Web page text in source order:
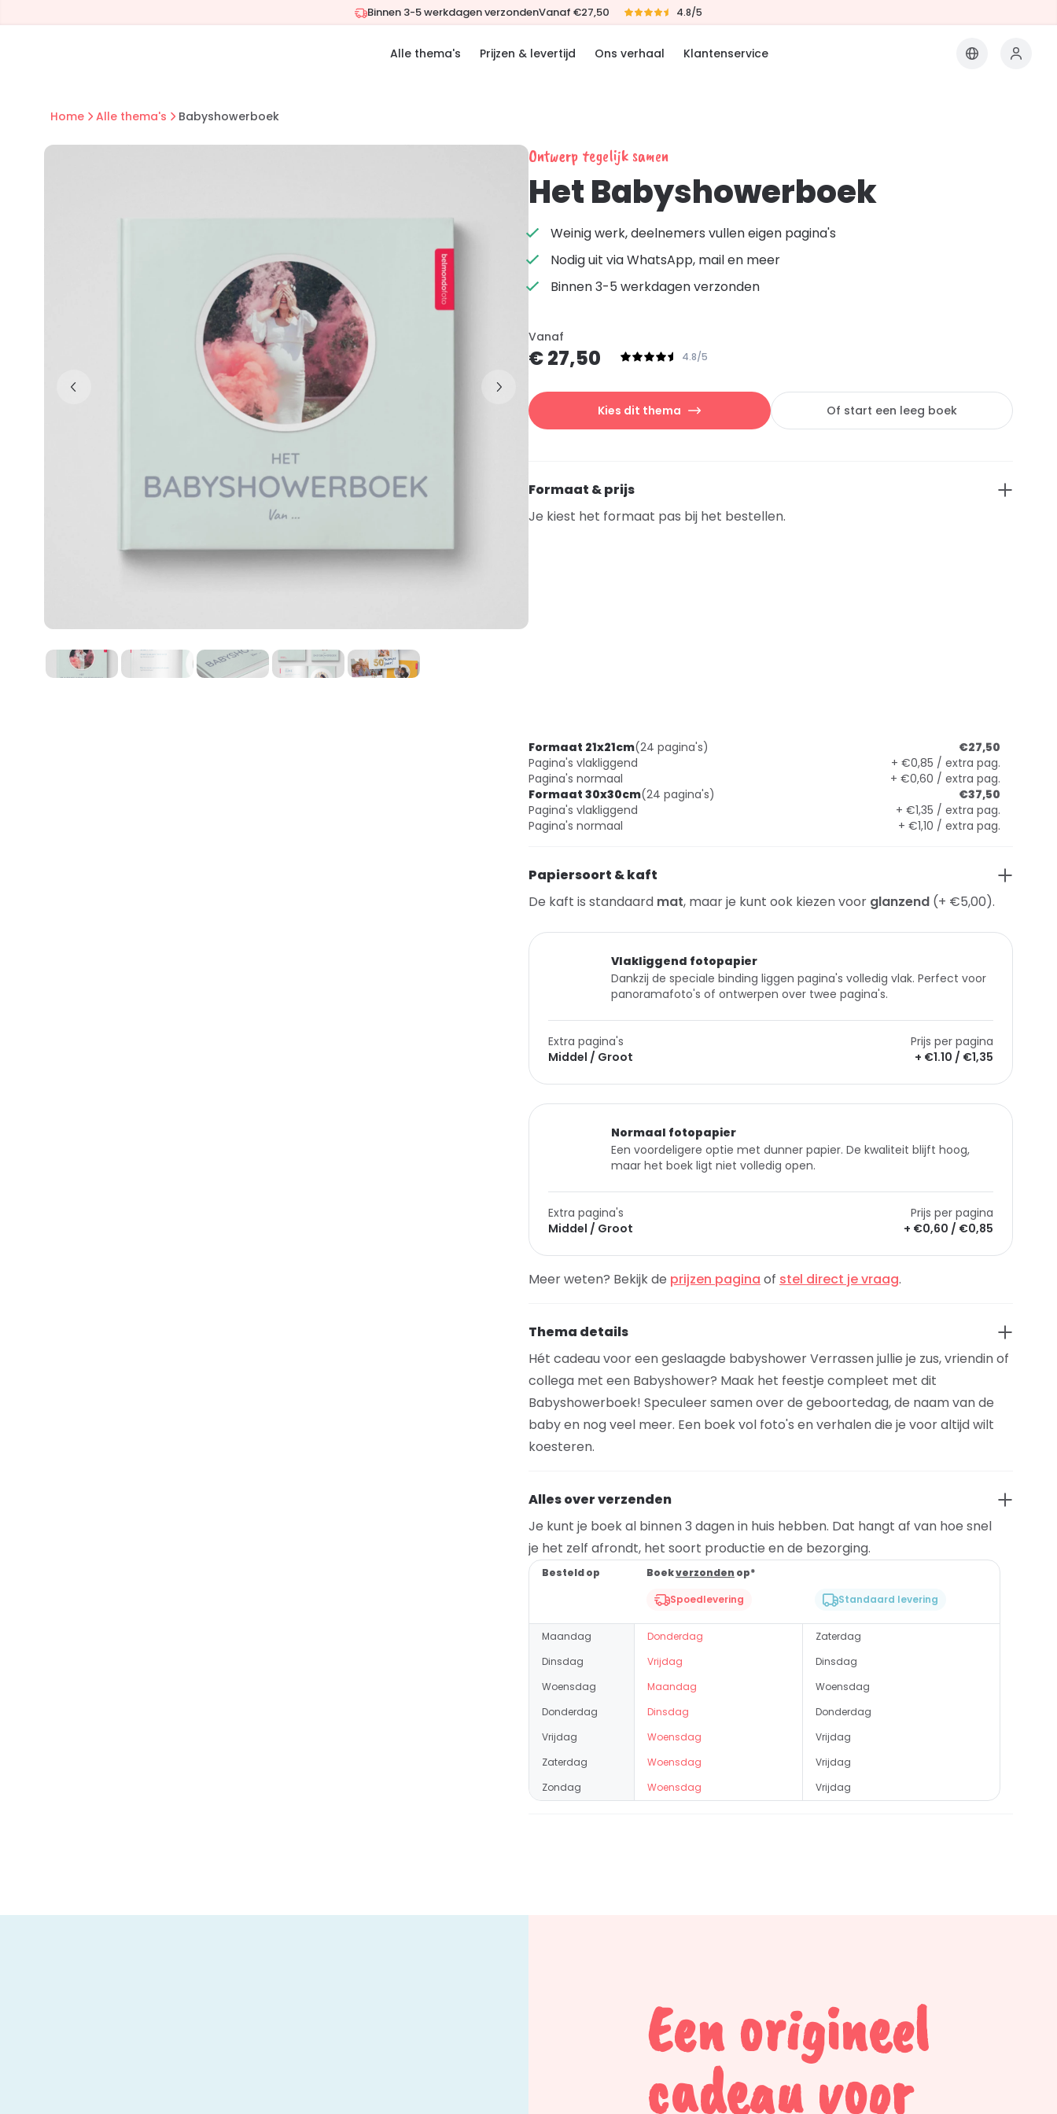
Binnen 3-5 werkdagen verzondenVanaf €27,50 4.8/5
Alle thema's Prijzen & levertijd Ons verhaal Klantenservice
Home Alle thema's Babyshowerboek
Ontwerp tegelijk samen
Het Babyshowerboek
Weinig werk, deelnemers vullen eigen pagina's
Nodig uit via WhatsApp, mail en meer
Binnen 3-5 werkdagen verzonden
Vanaf
€ 27,50 4.8/5
Kies dit thema Of start een leeg boek
Formaat & prijs
Je kiest het formaat pas bij het bestellen.
Formaat 21x21cm(24 pagina's)
€27,50
Pagina's vlakliggend
+ €0,85 / extra pag.
Pagina's normaal
+ €0,60 / extra pag.
Formaat 30x30cm(24 pagina's)
€37,50
Pagina's vlakliggend
+ €1,35 / extra pag.
Pagina's normaal
+ €1,10 / extra pag.
Papiersoort & kaft
De kaft is standaard mat, maar je kunt ook kiezen voor glanzend (+ €5,00).
Vlakliggend fotopapier
Dankzij de speciale binding liggen pagina's volledig vlak. Perfect voor
panoramafoto's of ontwerpen over twee pagina's.
Extra pagina's
Prijs per pagina
Middel / Groot
+ €1.10 / €1,35
Normaal fotopapier
Een voordeligere optie met dunner papier. De kwaliteit blijft hoog,
maar het boek ligt niet volledig open.
Extra pagina's
Prijs per pagina
Middel / Groot
+ €0,60 / €0,85
Meer weten? Bekijk de prijzen pagina of stel direct je vraag.
Thema details
Hét cadeau voor een geslaagde babyshower Verrassen jullie je zus, vriendin of
collega met een Babyshower? Maak het feestje compleet met dit
Babyshowerboek! Speculeer samen over de geboortedag, de naam van de
baby en nog veel meer. Een boek vol foto's en verhalen die je voor altijd wilt
koesteren.
Alles over verzenden
Je kunt je boek al binnen 3 dagen in huis hebben. Dat hangt af van hoe snel
je het zelf afrondt, het soort productie en de bezorging.
Besteld op Boekverzonden op*
Spoedlevering
Standaard levering
Maandag Donderdag
Zaterdag
Dinsdag
Vrijdag
Dinsdag
Woensdag
Maandag
Woensdag
Donderdag
Dinsdag
Donderdag
Vrijdag
Woensdag
Vrijdag
Zaterdag
Woensdag
Vrijdag
Zondag
Woensdag Vrijdag
Een origineel
cadeau voor